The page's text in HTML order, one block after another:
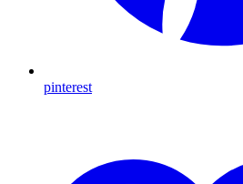
pinterest